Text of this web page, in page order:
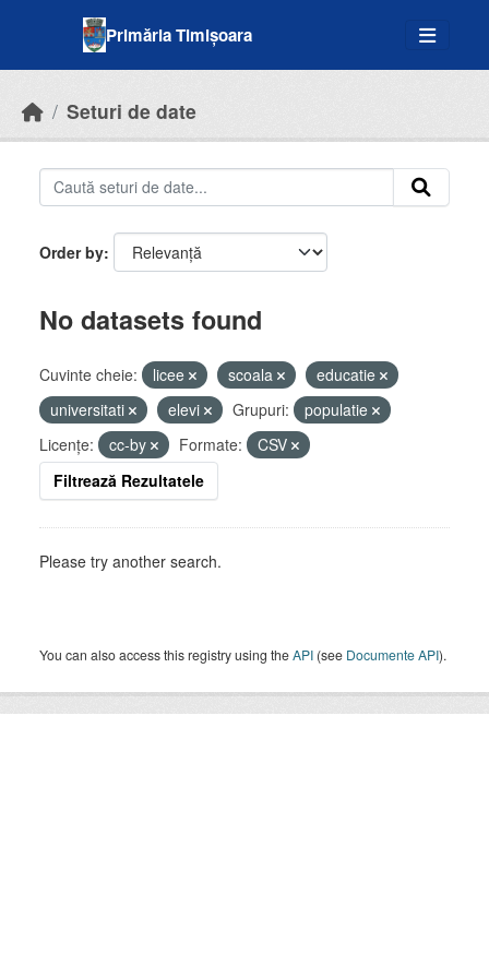
Primăria Timișoara
Seturi de date
Order by
No datasets found
Cuvinte cheie: licee scoala
educatie
universitati
elevi Grupuri:
populatie
Licenţe:
cc-by Formate:
CSV
Filtrează Rezultatele
Please try another search.
You can also access this registry using theAPI (see Documente API).